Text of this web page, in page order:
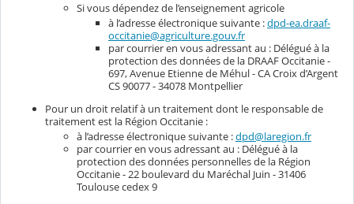
Si vous dépendez de l’enseignement agricole
à l’adresse électronique suivante :dpd-ea.draaf-
occitanie@agriculture.gouv.fr
par courrier en vous adressant au : Délégué à la
protection des données de la DRAAF Occitanie -
697, Avenue Etienne de Méhul - CA Croix d’Argent
CS 90077 - 34078 Montpellier
Pour un droit relatif à un traitement dont le responsable de
traitement est la Région Occitanie :
à l’adresse électronique suivante :dpd@laregion.fr
par courrier en vous adressant au : Délégué à la
protection des données personnelles de la Région
Occitanie - 22 boulevard du Maréchal Juin - 31406
Toulouse cedex 9